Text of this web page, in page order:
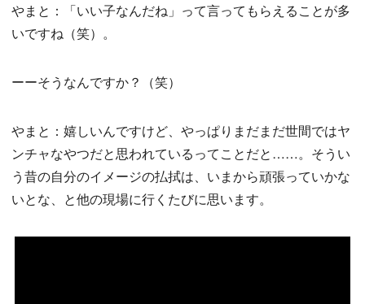
やまと：「いい子なんだね」って言ってもらえることが多
いですね（笑）。
ーーそうなんですか？（笑）
やまと：嬉しいんですけど、やっぱりまだまだ世間ではヤ
ンチャなやつだと思われているってことだと……。そうい
う昔の自分のイメージの払拭は、いまから頑張っていかな
いとな、と他の現場に行くたびに思います。